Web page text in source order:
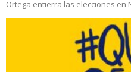
Ortega entierra las elecciones en